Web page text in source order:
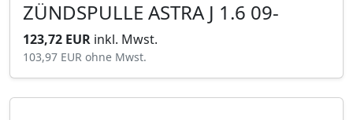
ZÜNDSPULLE ASTRA J 1.6 09-
123,72 EUR inkl. Mwst.
103,97 EUR ohne Mwst.